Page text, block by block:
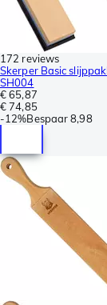
172 reviews
Skerper Basic
SH004
€ 65,87
€ 74,85
-12%Bespaar 8,98